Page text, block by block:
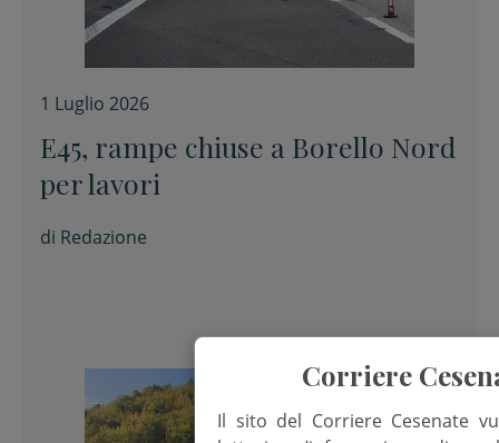
1 Luglio 2026
E45, rampe chiuse a Borello Nord
per lavori
di Redazione
Corriere
Il sito del Corriere Cesenate